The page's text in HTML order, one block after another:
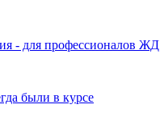
- для профессионалов ЖД
были в курсе